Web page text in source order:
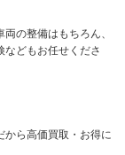
の整備はもちろん、
などもお任せくださ
から高価買取・お得に